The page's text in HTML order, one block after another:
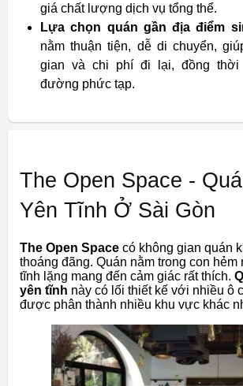
giá chất lượng dịch vụ tổng thể.
Lựa chọn quán gần địa điểm
nằm thuận tiện, dễ di chuyển,
gian và chi phí đi lại, đồng thời
đường phức tạp.
The Open Space -
Yên Tĩnh Ở Sài Gòn
The Open Space có không gian quán
thoáng đãng. Quán nằm trong con hẻm
tĩnh lặng mang đến cảm giác rất thích.
yên tĩnh này có lối thiết kế với nhiều ô
được phân thành nhiều khu vực khác